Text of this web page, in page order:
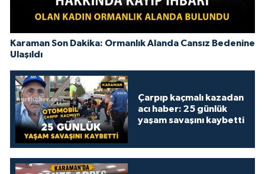
Karaman Son Dakika: Ormanlık Alanda Cansız Bedenine
Ulaşıldı
Çarpıp kaçmalı kazadan
acı haber: 25 günlük
yaşam savaşını kaybetti